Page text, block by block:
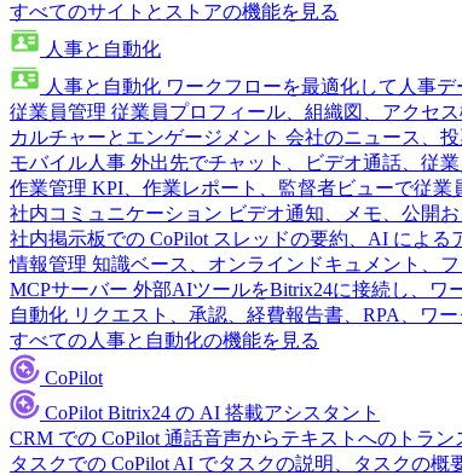
すべてのサイトとストアの機能を見る
人事と自動化
人事と自動化 ワークフローを最適化して人事
従業員管理 従業員プロフィール、組織図、アクセ
カルチャーとエンゲージメント 会社のニュース、
モバイル人事 外出先でチャット、ビデオ通話、従
作業管理 KPI、作業レポート、監督者ビューで従業
社内コミュニケーション ビデオ通知、メモ、公開
社内掲示板での CoPilot スレッドの要約、AI による
情報管理 知識ベース、オンラインドキュメント、
MCPサーバー 外部AIツールをBitrix24に接続し、ワ
自動化 リクエスト、承認、経費報告書、RPA、ワ
すべての人事と自動化の機能を見る
CoPilot
CoPilot Bitrix24 の AI 搭載アシスタント
CRM での CoPilot 通話音声からテキストへのトラ
タスクでの CoPilot AI でタスクの説明、タスクの概